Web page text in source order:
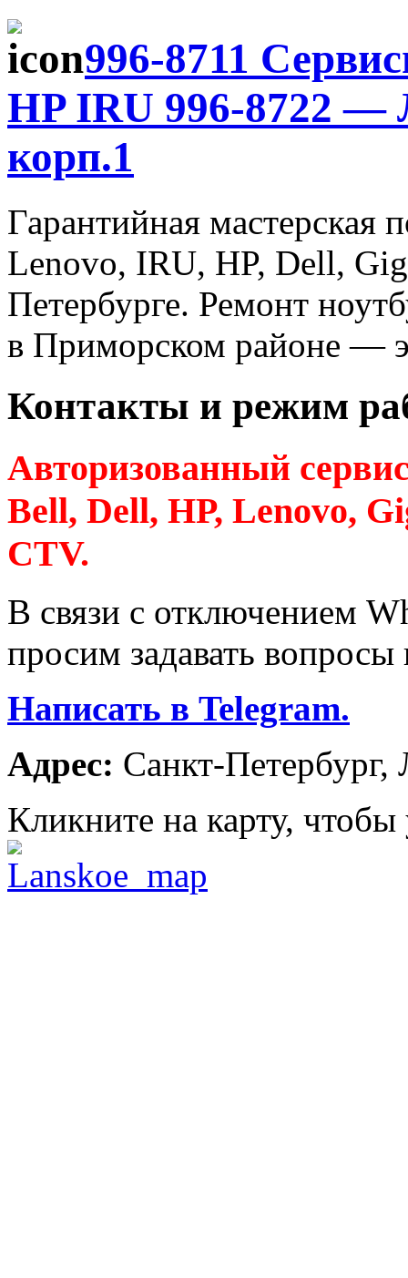
996-8711
HP IRU 996-8722 —
корп.1
Гарантийная мастерская
Lenovo, IRU, HP, Dell,
Петербурге. Ремонт
в Приморском районе —
Контакты и режим
Авторизованный
Bell, Dell, HP, Lenovo,
CTV.
В связи с отключением
просим задавать
Написать в Telegram.
Адрес: Санкт-Петербург,
Кликните на карту, чтобы